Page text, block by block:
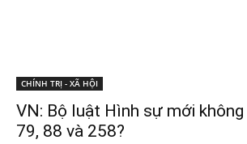
CHÍNH TRỊ - XÃ HỘI
VN: Bộ luật Hình sự mới
79, 88 và 258?